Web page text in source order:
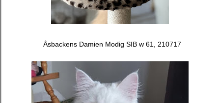
Åsbackens Damien Modig SIB w 61, 210717